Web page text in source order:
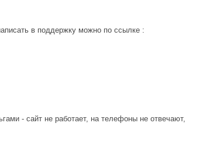
в поддержку можно по ссылке :
- сайт не работает, на телефоны не отвечают,